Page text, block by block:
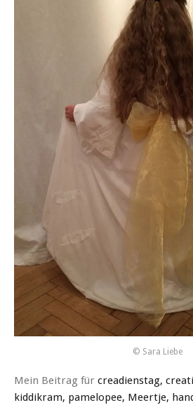
© Sara Liebe
Mein Beitrag für creadienstag,
kiddikram, pamelopee, Meertje,